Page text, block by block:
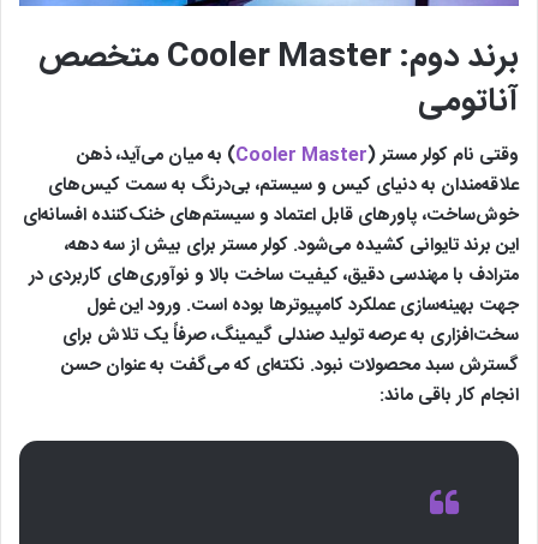
برند دوم: Cooler Master متخصص
آناتومی
وقتی نام کولر مستر (Cooler Master) به میان می‌آید، ذهن
علاقه‌مندان به دنیای کیس و سیستم، بی‌درنگ به سمت کیس‌های
خوش‌ساخت، پاورهای قابل اعتماد و سیستم‌های خنک‌کننده افسانه‌ای
این برند تایوانی کشیده می‌شود. کولر مستر برای بیش از سه دهه،
مترادف با مهندسی دقیق، کیفیت ساخت بالا و نوآوری‌های کاربردی در
جهت بهینه‌سازی عملکرد کامپیوترها بوده است. ورود این غول
سخت‌افزاری به عرصه تولید صندلی گیمینگ، صرفاً یک تلاش برای
گسترش سبد محصولات نبود. نکته‌ای که می‌گفت به عنوان حسن
انجام کار باقی ماند: